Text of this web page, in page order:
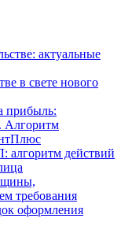
актуальные
в свете нового
прибыль:
Алгоритм
алгоритм действий
требования
оформления